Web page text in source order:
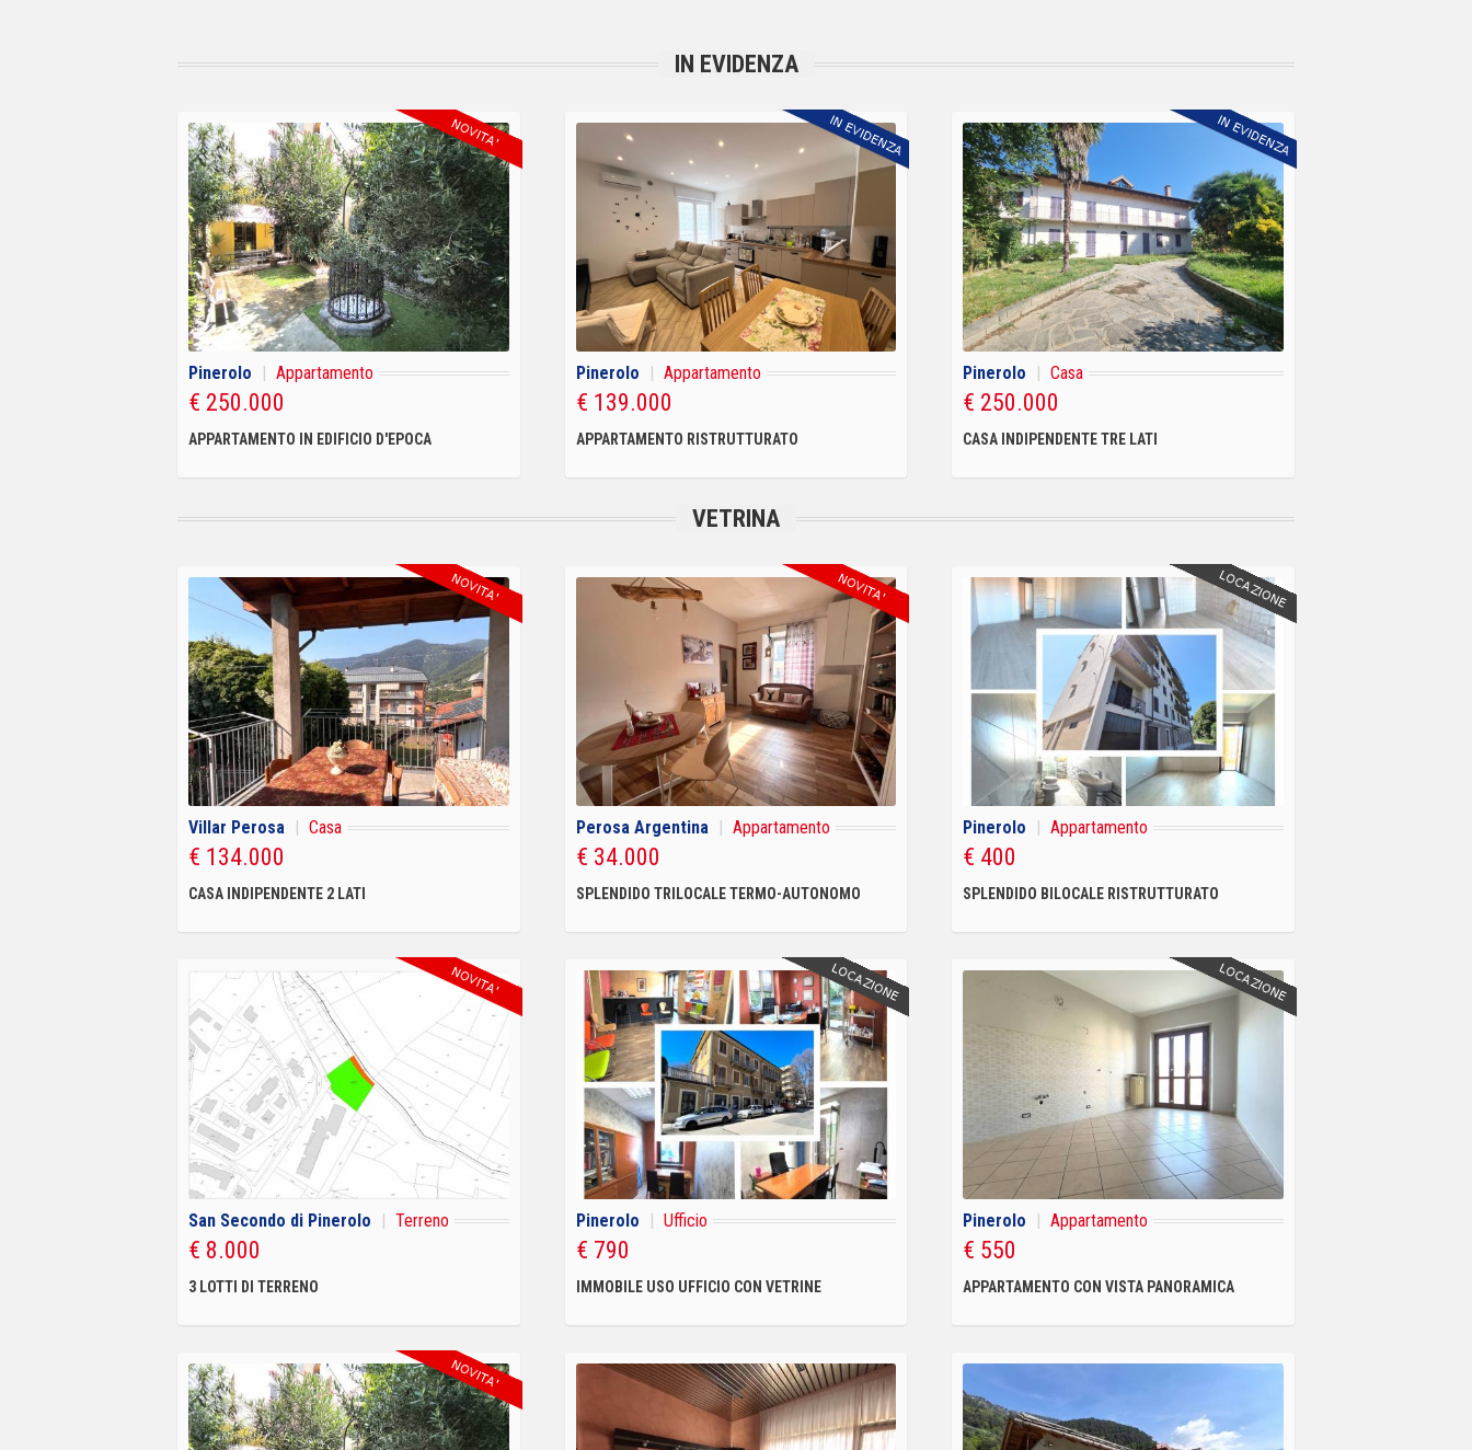
IN EVIDENZA
Pinerolo | Appartamento
€ 250.000
APPARTAMENTO IN EDIFICIO D'EPOCA
Pinerolo | Appartamento
€ 139.000
APPARTAMENTO RISTRUTTURATO
Pinerolo | Casa
€ 250.000
CASA INDIPENDENTE TRE LATI
VETRINA
Villar Perosa | Casa
€ 134.000
CASA INDIPENDENTE 2 LATI
Perosa Argentina | Appartamento
€ 34.000
SPLENDIDO TRILOCALE TERMO-AUTONOMO
Pinerolo | Appartamento
€ 400
SPLENDIDO BILOCALE RISTRUTTURATO
San Secondo di Pinerolo | Terreno
€ 8.000
3 LOTTI DI TERRENO
Pinerolo | Ufficio
€ 790
IMMOBILE USO UFFICIO CON VETRINE
Pinerolo | Appartamento
€ 550
APPARTAMENTO CON VISTA PANORAMICA